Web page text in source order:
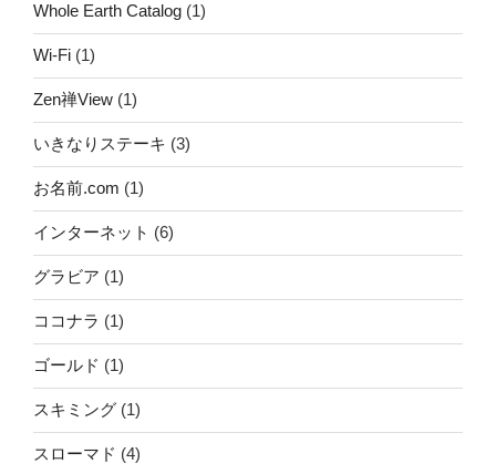
Whole Earth Catalog (1)
Wi-Fi (1)
Zen禅View (1)
いきなりステーキ (3)
お名前.com (1)
インターネット (6)
グラビア (1)
ココナラ (1)
ゴールド (1)
スキミング (1)
スローマド (4)